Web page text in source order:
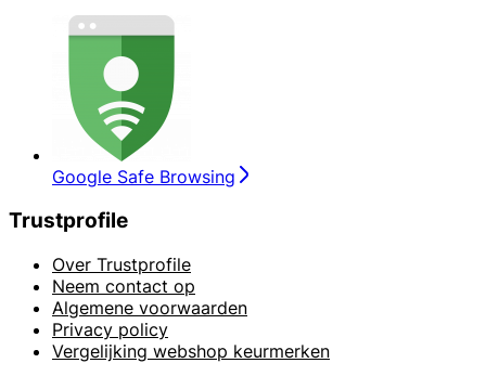
Google Safe Browsing
Trustprofile
Over Trustprofile
Neem contact op
Algemene voorwaarden
Privacy policy
Vergelijking webshop keurmerken